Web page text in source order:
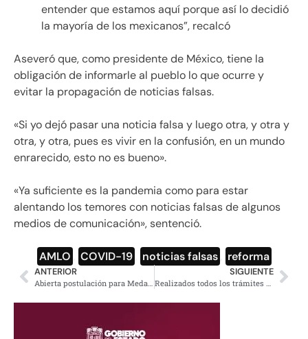
entender que estamos aquí porque así lo decidió
la mayoría de los mexicanos”, recalcó
Aseveró que, como presidente de México, tiene la
obligación de informarle al pueblo lo que ocurre y
evitar la propagación de noticias falsas.
«Si yo dejó pasar una noticia falsa y luego otra, y otra y
otra, y otra, pues es vivir en la confusión, en un mundo
enrarecido, esto no es bueno».
«Ya suficiente es la pandemia como para estar
alentando los temores con noticias falsas de algunos
medios de comunicación», sentenció.
AMLO COVID-19 noticias falsas reforma
ANTERIOR SIGUIENTE